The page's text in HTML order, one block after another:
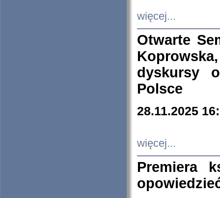
więcej...
Otwarte
dyskursy
Polsce
28.11.2025
więcej...
Premiera